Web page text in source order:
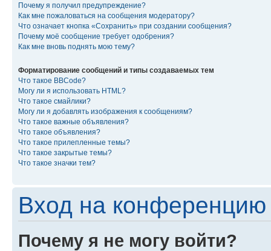
Почему я получил предупреждение?
Как мне пожаловаться на сообщения модератору?
Что означает кнопка «Сохранить» при создании сообщения?
Почему моё сообщение требует одобрения?
Как мне вновь поднять мою тему?
Форматирование сообщений и типы создаваемых тем
Что такое BBCode?
Могу ли я использовать HTML?
Что такое смайлики?
Могу ли я добавлять изображения к сообщениям?
Что такое важные объявления?
Что такое объявления?
Что такое прилепленные темы?
Что такое закрытые темы?
Что такое значки тем?
Вход на конференцию
Почему я не могу войти?